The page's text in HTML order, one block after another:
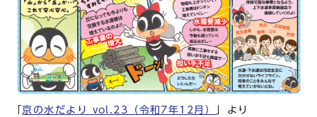
「京の水だより vol.23（令和7年12月） 」より